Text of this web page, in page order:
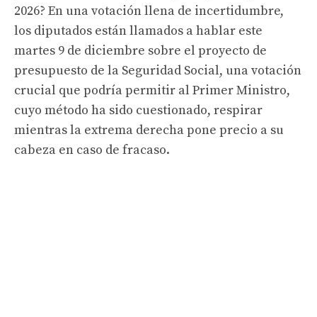
2026? En una votación llena de incertidumbre,
los diputados están llamados a hablar este
martes 9 de diciembre sobre el proyecto de
presupuesto de la Seguridad Social, una votación
crucial que podría permitir al Primer Ministro,
cuyo método ha sido cuestionado, respirar
mientras la extrema derecha pone precio a su
cabeza en caso de fracaso.